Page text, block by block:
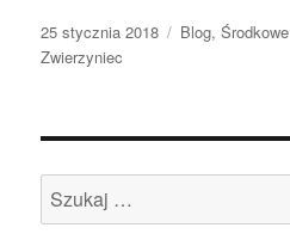
Data
publikacji
25 stycznia 2018 Kategorie
Blog,Środkowe
Zwierzyniec
Szukaj: